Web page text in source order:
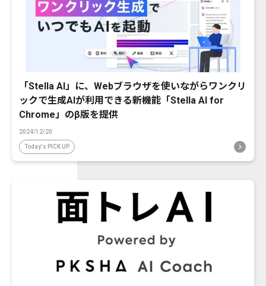
「Stella AI」に、Webブラウザを使いながらワンクリ
ックで生成AIが利用できる新機能「Stella AI for
Chrome」のβ版を提供
2024/12/20
Today's PICK UP